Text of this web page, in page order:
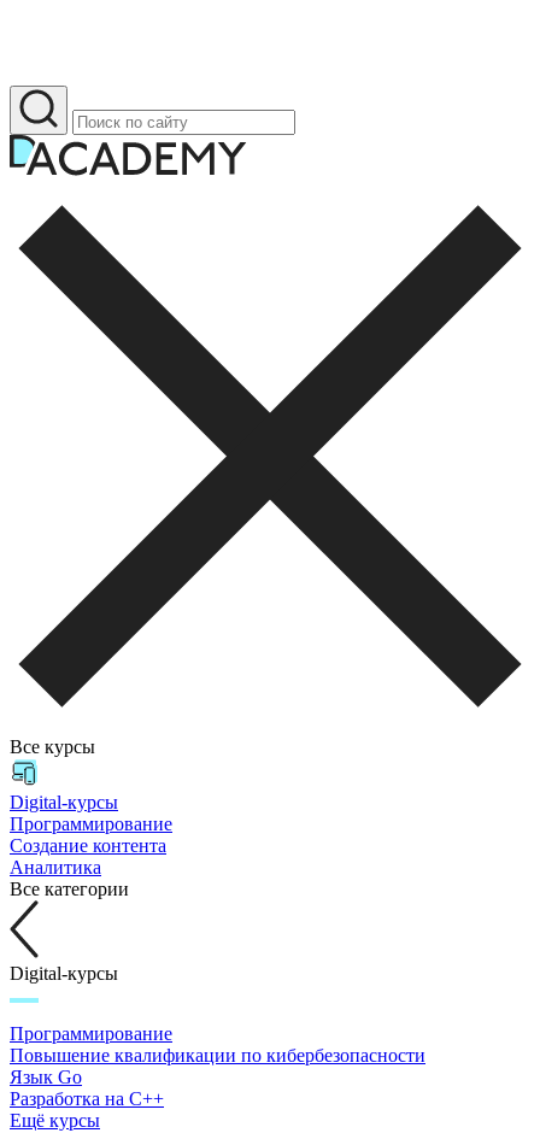
Все курсы
Digital-курсы
Программирование
Создание контента
Аналитика
Все категории
Digital-курсы
Программирование
Повышение квалификации по кибербезопасности
Язык Go
Разработка на C++
Ещё курсы